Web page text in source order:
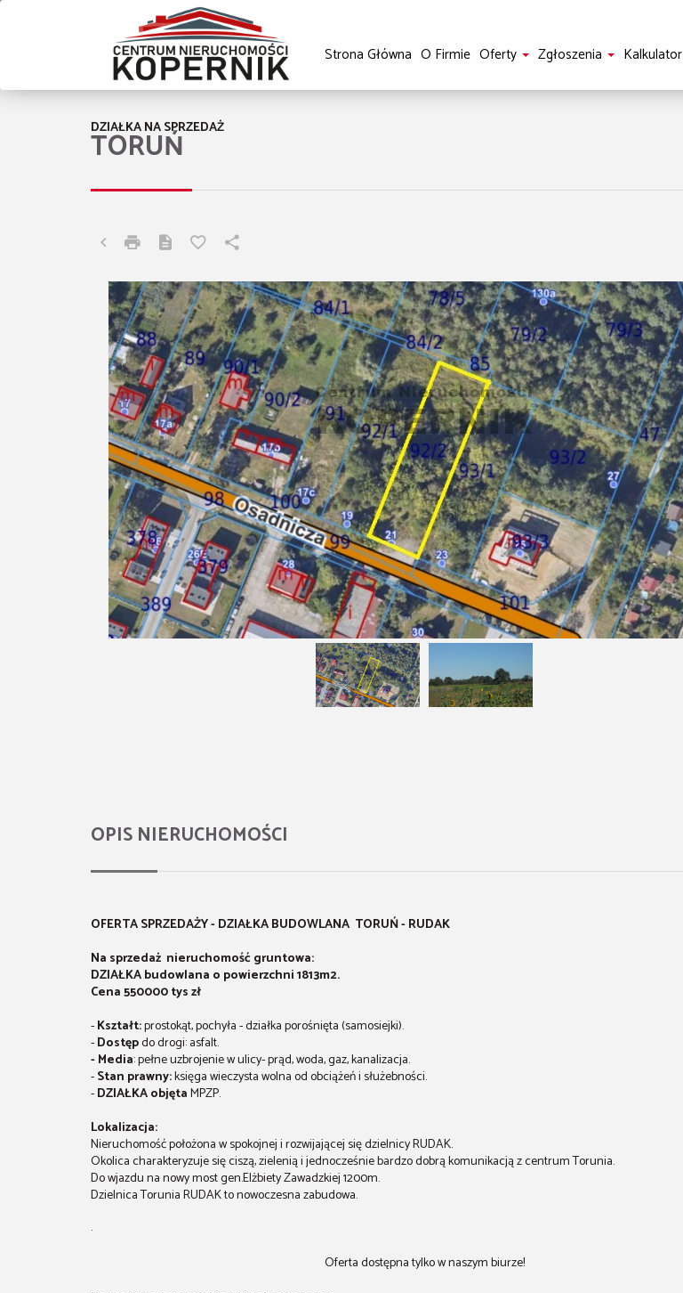
Strona Główna O Firmie Oferty Zgłoszenia Kalkulator
TORUŃ
DZIAŁKA NA SPRZEDAŻ
OPIS NIERUCHOMOŚCI
OFERTA SPRZEDAŻY - DZIAŁKA BUDOWLANA TORUŃ - RUDAK
Na sprzedaż nieruchomość gruntowa:
DZIAŁKA budowlana o powierzchni 1813m2.
Cena 550000 tys zł
-Kształt:prostokąt, pochyła - działka porośnięta (samosiejki).
-Dostępdo drogi: asfalt.
- Media: pełne uzbrojenie w ulicy- prąd, woda, gaz, kanalizacja.
-Stan prawny:księga wieczysta wolna od obciążeń i służebności.
-DZIAŁKA objętaMPZP.
Lokalizacja:
Nieruchomość położona w spokojnej i rozwijającej się dzielnicy RUDAK.
Okolica charakteryzuje się ciszą, zielenią i jednocześnie bardzo dobrą komunikacją z centrum Torunia.
Do wjazdu na nowy most gen.Elżbiety Zawadzkiej 1200m.
Dzielnica Torunia RUDAK to nowoczesna zabudowa.
.
Oferta dostępna tylko w naszym biurze!